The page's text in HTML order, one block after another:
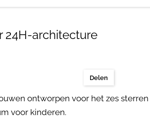
24H-architecture
Delen
ontworpen voor het zes
voor kinderen.